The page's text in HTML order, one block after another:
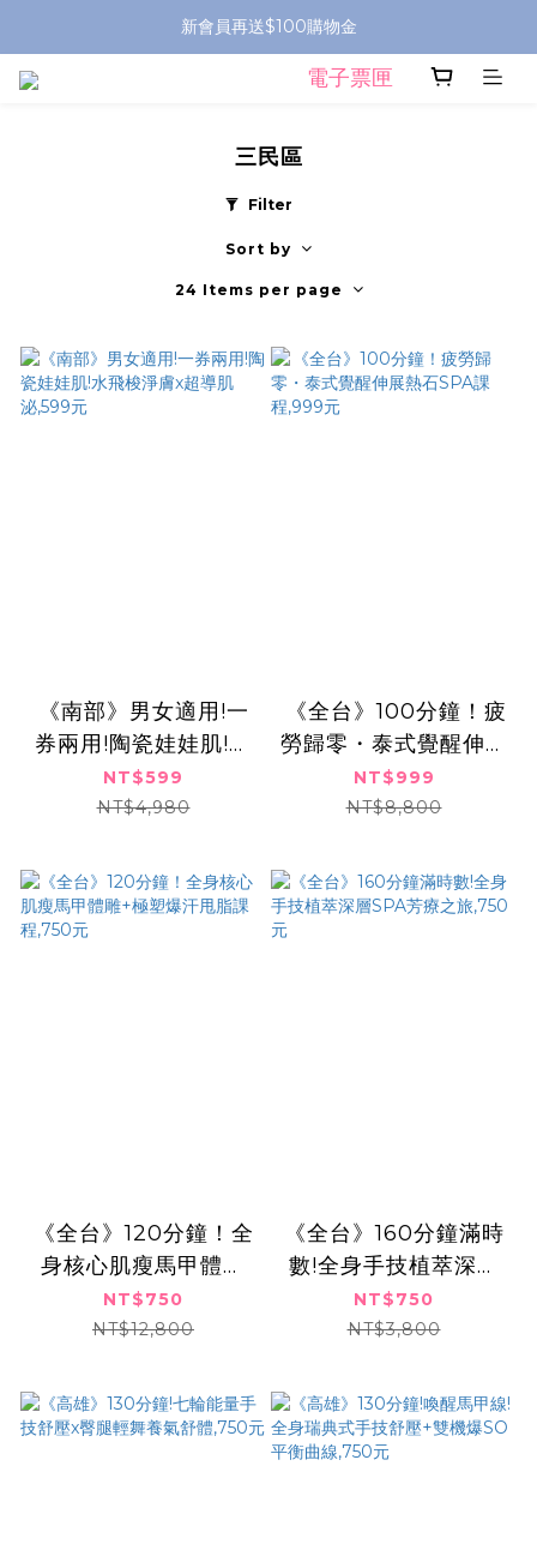
新會員再送$100購物金
電子票匣
三民區
Filter
Sort by
24 Items per page
《南部》男女適用!一
券兩用!陶瓷娃娃肌!水
飛梭淨膚x超導肌
泌,599元
NT$599
NT$4,980
​​ ​《全台》100分鐘！疲
勞歸零・泰式覺醒伸展
熱石SPA課程,999元
NT$999
NT$8,800
《全台》120分鐘！全
身核心肌瘦馬甲體雕
+極塑爆汗甩脂課
程,750元
NT$750
NT$12,800
《全台》160分鐘滿時
數!全身手技植萃深層
SPA芳療之旅,750元
NT$750
NT$3,800